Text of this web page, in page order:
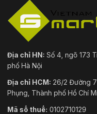
Địa chỉ HN: Số 4, ngõ 173
phố Hà Nội
Địa chỉ HCM: 26/2 Đường
Phụng, Thành phố Hồ Chí
Mã số thuế: 0102710129